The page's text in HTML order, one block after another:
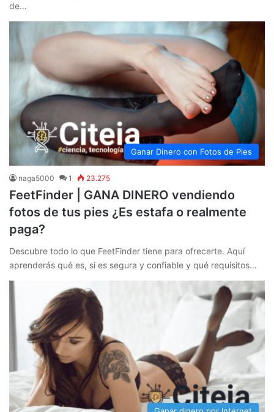
de…
Ganar Dinero con Fotos de Pies
naga5000 1 23.275
FeetFinder | GANA DINERO vendiendo
fotos de tus pies ¿Es estafa o realmente
paga?
Descubre todo lo que FeetFinder tiene para ofrecerte. Aquí
aprenderás qué es, si es segura y confiable y qué requisitos…